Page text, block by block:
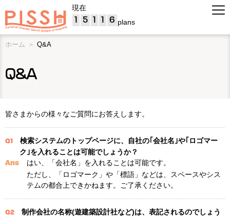
現在
1 5 1 1 6 plans
ホーム Q&A
Q&A
皆さまからの様々なご質問にお答えします。
Q1
検索システムのトップページに、自社の｢会社名｣や｢ロゴマー
ク｣を入れることは可能でしょうか？
Ans
はい、「会社名」を入れることは可能です。
ただし、「ロゴマーク」や「標語」などは、スペースやシス
テムの都合上できかねます。ご了承ください。
Q2
制作会社の名称(遊建築設計社など)は、表記されるのでしょう